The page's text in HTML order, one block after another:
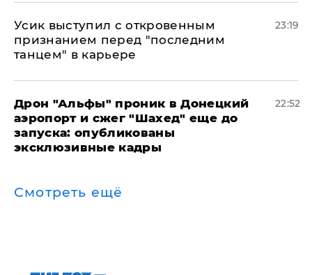
Усик выступил с откровенным
признанием перед "последним
танцем" в карьере
23:19
Дрон "Альфы" проник в Донецкий
аэропорт и сжег "Шахед" еще до
запуска: опубликованы
эксклюзивные кадры
22:52
Смотреть ещё